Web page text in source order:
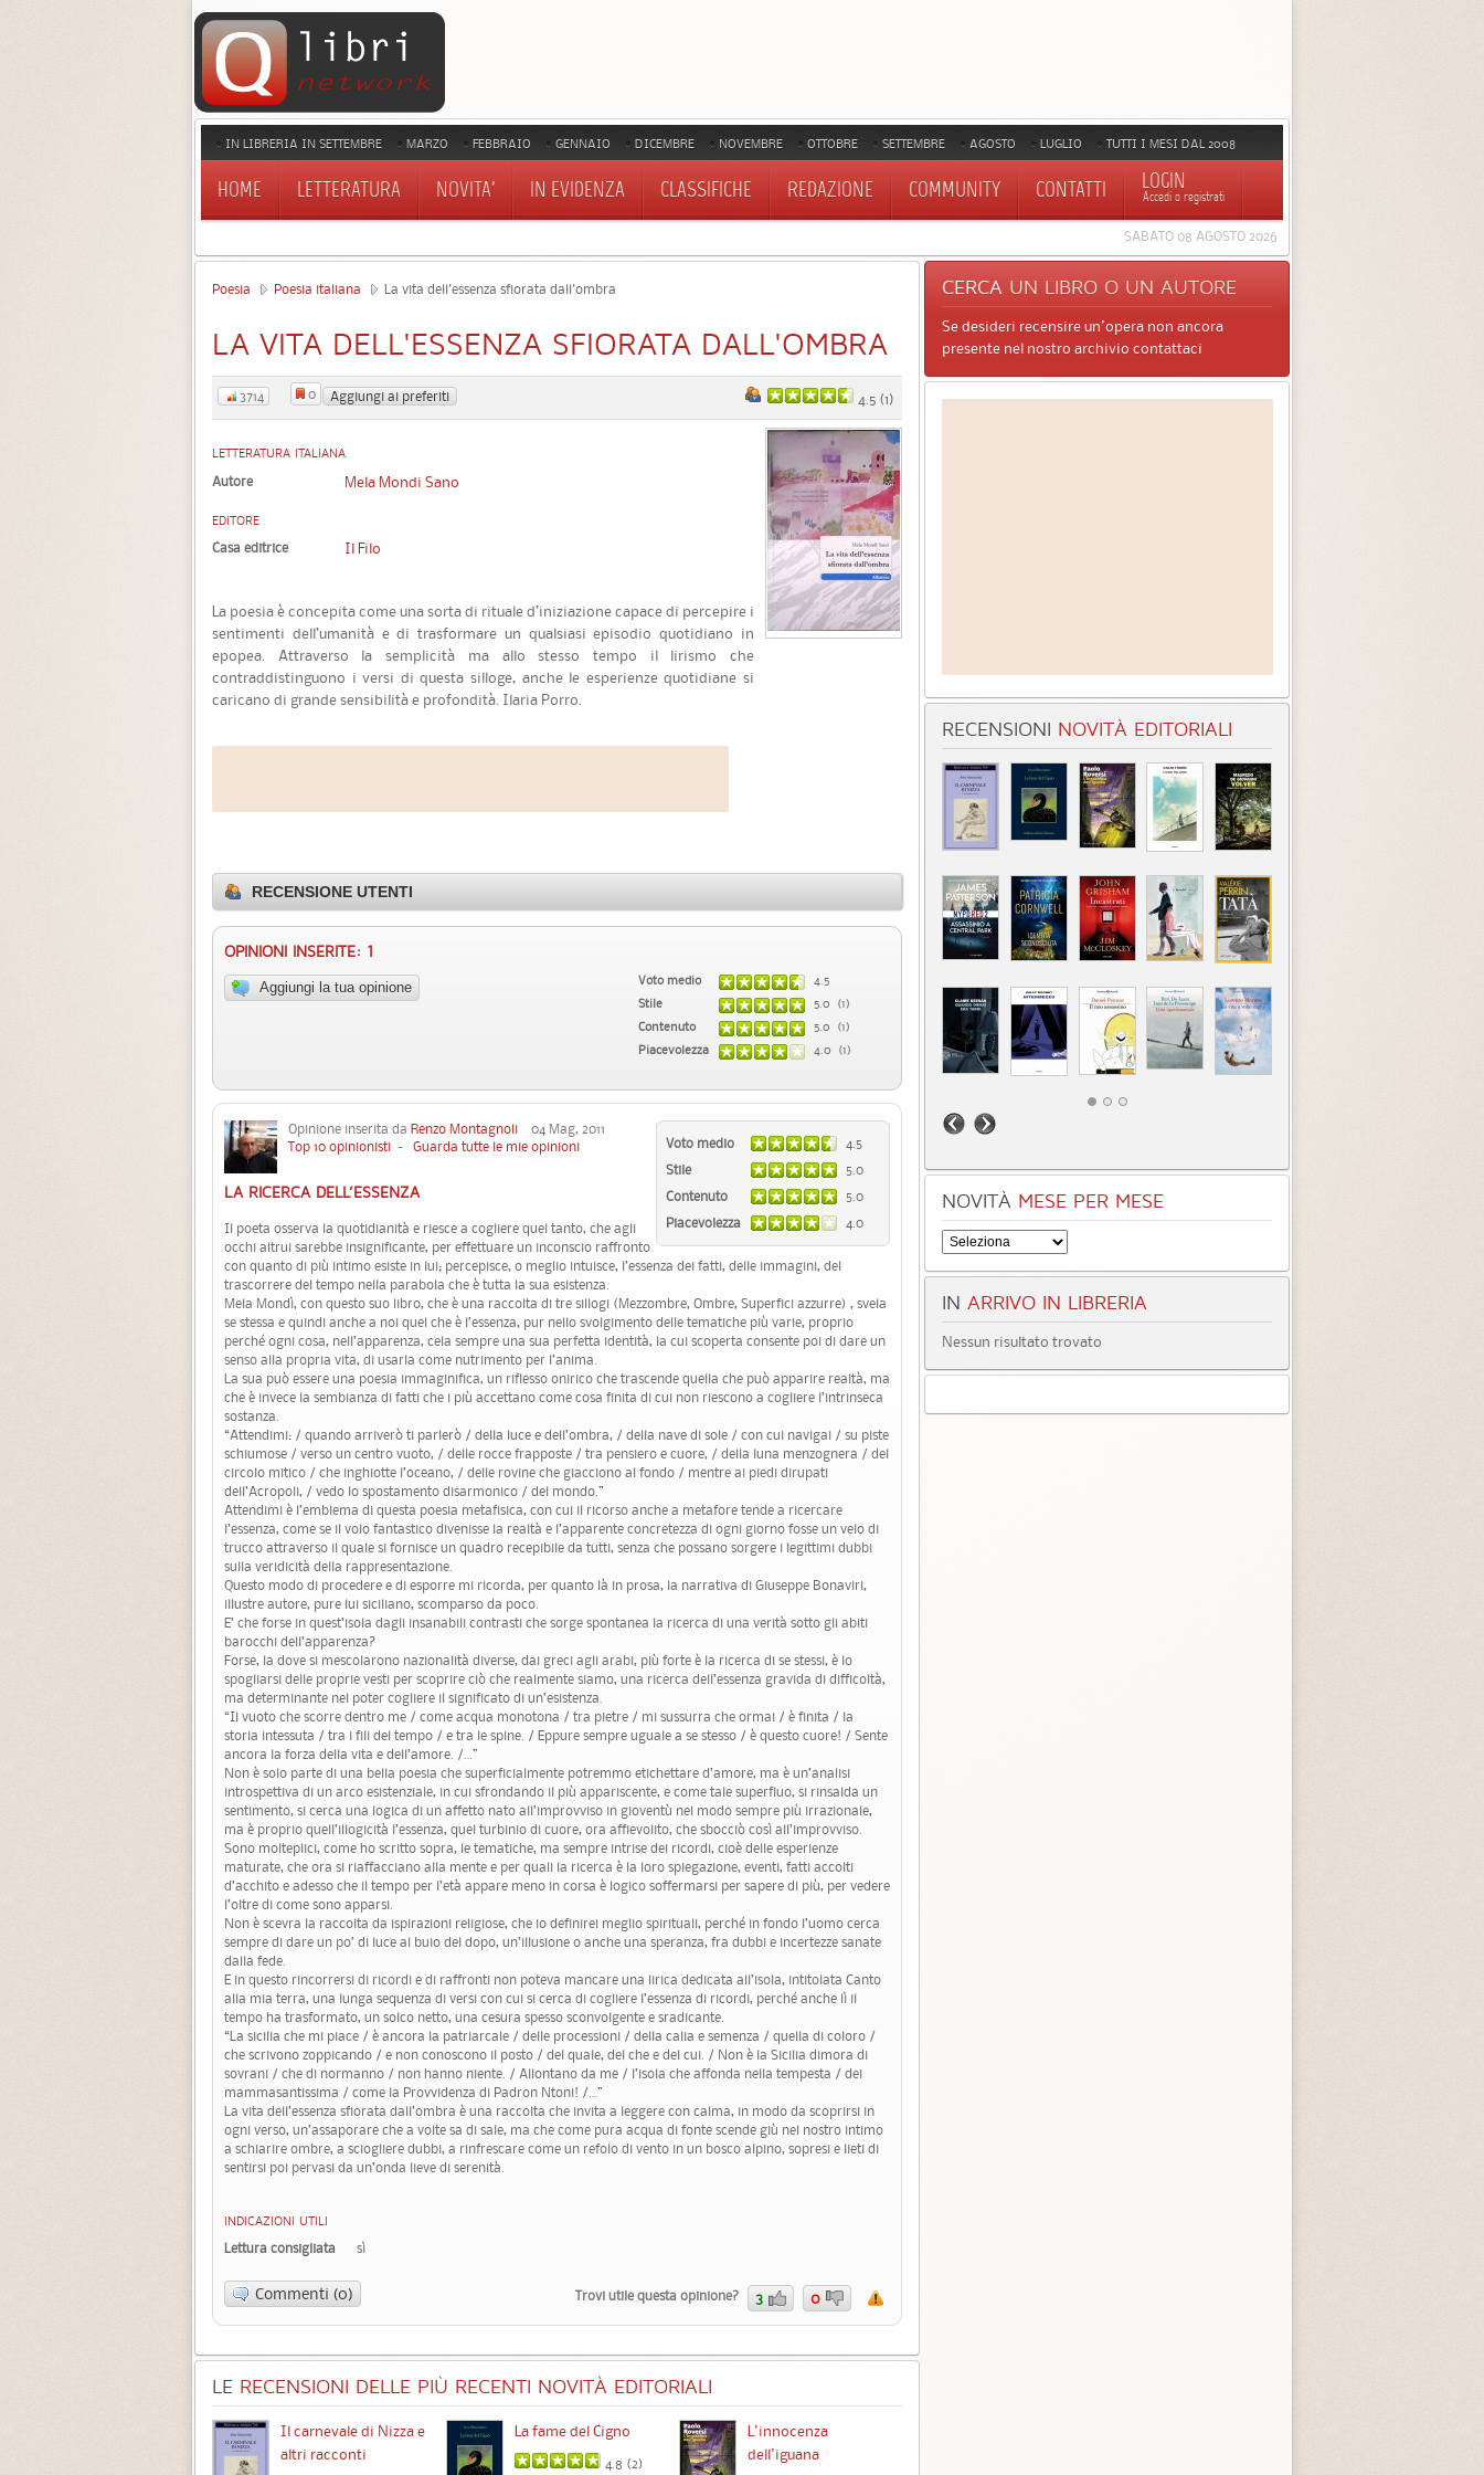
IN LIBRERIA IN SETTEMBRE MARZO FEBBRAIO GENNAIO DICEMBRE NOVEMBRE OTTOBRE SETTEMBRE AGOSTO LUGLIO TUTTI I MESI DAL 2008
HOME LETTERATURA NOVITA' IN EVIDENZA CLASSIFICHE REDAZIONE COMMUNITY CONTATTI LOGIN
Accedi o registrati
SABATO 08 AGOSTO 2026
Poesia Poesia italiana La vita dell'essenza sfiorata dall'ombra
LA VITA DELL'ESSENZA SFIORATA DALL'OMBRA
4.5 (1)
3714 0 Aggiungi ai preferiti
LETTERATURA ITALIANA
Autore Mela Mondi Sano
EDITORE
Casa editrice Il Filo
La poesia è concepita come una sorta di rituale d’iniziazione capace di percepire i
sentimenti dell’umanità e di trasformare un qualsiasi episodio quotidiano in
epopea. Attraverso la semplicità ma allo stesso tempo il lirismo che
contraddistinguono i versi di questa silloge, anche le esperienze quotidiane si
caricano di grande sensibilità e profondità. Ilaria Porro.
RECENSIONE UTENTI
OPINIONI INSERITE: 1
Aggiungi la tua opinione Voto medio
4.5
Stile
5.0 (1)
Contenuto
5.0 (1)
Piacevolezza
4.0 (1)
Voto medio
4.5
Stile
5.0
Contenuto
5.0
Piacevolezza
4.0
Opinione inserita da Renzo Montagnoli 04 Mag, 2011
Top 10 opinionisti - Guarda tutte le mie opinioni
LA RICERCA DELL’ESSENZA
Il poeta osserva la quotidianità e riesce a cogliere quel tanto, che agli
occhi altrui sarebbe insignificante, per effettuare un inconscio raffronto
con quanto di più intimo esiste in lui; percepisce, o meglio intuisce, l’essenza dei fatti, delle immagini, del
trascorrere del tempo nella parabola che è tutta la sua esistenza.
Mela Mondì, con questo suo libro, che è una raccolta di tre sillogi (Mezzombre, Ombre, Superfici azzurre) , svela
se stessa e quindi anche a noi quel che è l’essenza, pur nello svolgimento delle tematiche più varie, proprio
perché ogni cosa, nell’apparenza, cela sempre una sua perfetta identità, la cui scoperta consente poi di dare un
senso alla propria vita, di usarla come nutrimento per l’anima.
La sua può essere una poesia immaginifica, un riflesso onirico che trascende quella che può apparire realtà, ma
che è invece la sembianza di fatti che i più accettano come cosa finita di cui non riescono a cogliere l’intrinseca
sostanza.
“Attendimi: / quando arriverò ti parlerò / della luce e dell’ombra, / della nave di sole / con cui navigai / su piste
schiumose / verso un centro vuoto, / delle rocce frapposte / tra pensiero e cuore, / della luna menzognera / del
circolo mitico / che inghiotte l’oceano, / delle rovine che giacciono al fondo / mentre ai piedi dirupati
dell’Acropoli, / vedo lo spostamento disarmonico / del mondo.”
Attendimi è l’emblema di questa poesia metafisica, con cui il ricorso anche a metafore tende a ricercare
l’essenza, come se il volo fantastico divenisse la realtà e l’apparente concretezza di ogni giorno fosse un velo di
trucco attraverso il quale si fornisce un quadro recepibile da tutti, senza che possano sorgere i legittimi dubbi
sulla veridicità della rappresentazione.
Questo modo di procedere e di esporre mi ricorda, per quanto là in prosa, la narrativa di Giuseppe Bonaviri,
illustre autore, pure lui siciliano, scomparso da poco.
E’ che forse in quest’isola dagli insanabili contrasti che sorge spontanea la ricerca di una verità sotto gli abiti
barocchi dell’apparenza?
Forse, la dove si mescolarono nazionalità diverse, dai greci agli arabi, più forte è la ricerca di se stessi, è lo
spogliarsi delle proprie vesti per scoprire ciò che realmente siamo, una ricerca dell’essenza gravida di difficoltà,
ma determinante nel poter cogliere il significato di un’esistenza.
“Il vuoto che scorre dentro me / come acqua monotona / tra pietre / mi sussurra che ormai / è finita / la
storia intessuta / tra i fili del tempo / e tra le spine. / Eppure sempre uguale a se stesso / è questo cuore! / Sente
ancora la forza della vita e dell’amore. /…”
Non è solo parte di una bella poesia che superficialmente potremmo etichettare d’amore, ma è un’analisi
introspettiva di un arco esistenziale, in cui sfrondando il più appariscente, e come tale superfluo, si rinsalda un
sentimento, si cerca una logica di un affetto nato all’improvviso in gioventù nel modo sempre più irrazionale,
ma è proprio quell’illogicità l’essenza, quel turbinio di cuore, ora affievolito, che sbocciò così all’improvviso.
Sono molteplici, come ho scritto sopra, le tematiche, ma sempre intrise dei ricordi, cioè delle esperienze
maturate, che ora si riaffacciano alla mente e per quali la ricerca è la loro spiegazione, eventi, fatti accolti
d’acchito e adesso che il tempo per l’età appare meno in corsa è logico soffermarsi per sapere di più, per vedere
l’oltre di come sono apparsi.
Non è scevra la raccolta da ispirazioni religiose, che io definirei meglio spirituali, perché in fondo l’uomo cerca
sempre di dare un po’ di luce al buio del dopo, un’illusione o anche una speranza, fra dubbi e incertezze sanate
dalla fede.
E in questo rincorrersi di ricordi e di raffronti non poteva mancare una lirica dedicata all’isola, intitolata Canto
alla mia terra, una lunga sequenza di versi con cui si cerca di cogliere l’essenza di ricordi, perché anche lì il
tempo ha trasformato, un solco netto, una cesura spesso sconvolgente e sradicante.
“La sicilia che mi piace / è ancora la patriarcale / delle processioni / della calia e semenza / quella di coloro /
che scrivono zoppicando / e non conoscono il posto / del quale, del che e del cui. / Non è la Sicilia dimora di
sovrani / che di normanno / non hanno niente. / Allontano da me / l’isola che affonda nella tempesta / dei
mammasantissima / come la Provvidenza di Padron Ntoni! /…”
La vita dell’essenza sfiorata dall’ombra è una raccolta che invita a leggere con calma, in modo da scoprirsi in
ogni verso, un’assaporare che a volte sa di sale, ma che come pura acqua di fonte scende giù nel nostro intimo
a schiarire ombre, a sciogliere dubbi, a rinfrescare come un refolo di vento in un bosco alpino, sopresi e lieti di
sentirsi poi pervasi da un’onda lieve di serenità.
INDICAZIONI UTILI
Lettura consigliata sì
Commenti (0) Trovi utile questa opinione? 3 0
LE RECENSIONI DELLE PIÙ RECENTI NOVITÀ EDITORIALI
Il carnevale di Nizza e
altri racconti
La fame del Cigno
4.8 (2)
L'innocenza
dell'iguana
CERCA UN LIBRO O UN AUTORE
Se desideri recensire un'opera non ancora
presente nel nostro archivio contattaci
RECENSIONI NOVITÀ EDITORIALI
NOVITÀ MESE PER MESE
IN ARRIVO IN LIBRERIA
Nessun risultato trovato